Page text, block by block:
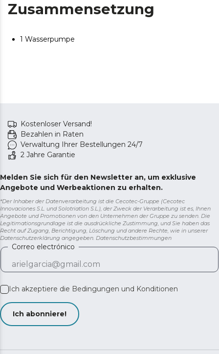
Zusammensetzung
1 Wasserpumpe
Kostenloser Versand!
Bezahlen in Raten
Verwaltung Ihrer Bestellungen 24/7
2 Jahre Garantie
Melden Sie sich für den Newsletter an, um exklusive
Angebote und Werbeaktionen zu erhalten.
*Der Inhaber der Datenverarbeitung ist die Cecotec-Gruppe (Cecotec
Innovaciones S.L. und Solotriatlon S.L.), der Zweck der Verarbeitung ist es, Ihnen
Angebote und Promotionen von den Unternehmen der Gruppe zu senden. Die
Legitimationsgrundlage ist die ausdrückliche Zustimmung, und Sie haben das
Recht auf Zugang, Berichtigung, Löschung und andere Rechte, wie in unserer
Datenschutzerklärung angegeben. Datenschutzbestimmungen
Correo electrónico
Ich akzeptiere die Bedingungen und Konditionen
Ich abonniere!